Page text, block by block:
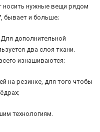
носить нужные вещи рядом
бывает и больше;
дополнительной
два слоя ткани.
изнашиваются;
на резинке, для того чтобы
технологиям.